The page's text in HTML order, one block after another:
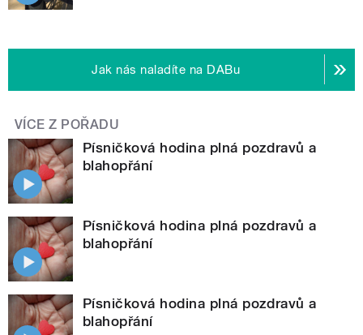
Jak nás naladíte na DABu
VÍCE Z POŘADU
Písničková hodina plná pozdravů a
blahopřání
Písničková hodina plná pozdravů a
blahopřání
Písničková hodina plná pozdravů a
blahopřání